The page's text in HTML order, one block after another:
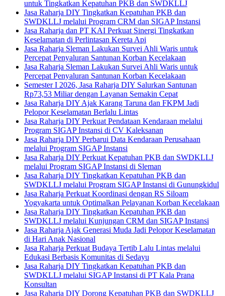
untuk Tingkatkan Kepatuhan PKB dan SWDKLLJ
Jasa Raharja DIY Tingkatkan Kepatuhan PKB dan
SWDKLLJ melalui Program CRM dan SIGAP Instansi
Jasa Raharja dan PT KAI Perkuat Sinergi Tingkatkan
Keselamatan di Perlintasan Kereta Api
Jasa Raharja Sleman Lakukan Survei Ahli Waris untuk
Percepat Penyaluran Santunan Korban Kecelakaan
Jasa Raharja Sleman Lakukan Survei Ahli Waris untuk
Percepat Penyaluran Santunan Korban Kecelakaan
Semester I 2026, Jasa Raharja DIY Salurkan Santunan
Rp73,53 Miliar dengan Layanan Semakin Cepat
Jasa Raharja DIY Ajak Karang Taruna dan FKPM Jadi
Pelopor Keselamatan Berlalu Lintas
Jasa Raharja DIY Perkuat Pendataan Kendaraan melalui
Program SIGAP Instansi di CV Kaleksanan
Jasa Raharja DIY Perbarui Data Kendaraan Perusahaan
melalui Program SIGAP Instansi
Jasa Raharja DIY Perkuat Kepatuhan PKB dan SWDKLLJ
melalui Program SIGAP Instansi di Sleman
Jasa Raharja DIY Tingkatkan Kepatuhan PKB dan
SWDKLLJ melalui Program SIGAP Instansi di Gunungkidul
Jasa Raharja Perkuat Koordinasi dengan RS Siloam
Yogyakarta untuk Optimalkan Pelayanan Korban Kecelakaan
Jasa Raharja DIY Tingkatkan Kepatuhan PKB dan
SWDKLLJ melalui Kunjungan CRM dan SIGAP Instansi
Jasa Raharja Ajak Generasi Muda Jadi Pelopor Keselamatan
di Hari Anak Nasional
Jasa Raharja Perkuat Budaya Tertib Lalu Lintas melalui
Edukasi Berbasis Komunitas di Sedayu
Jasa Raharja DIY Tingkatkan Kepatuhan PKB dan
SWDKLLJ melalui SIGAP Instansi di PT Kala Prana
Konsultan
Jasa Raharja DIY Dorong Kepatuhan PKB dan SWDKLLJ